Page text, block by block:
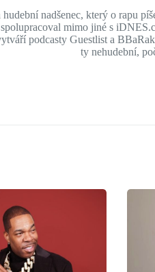
hudební nadšenec, který o rapu
mimo jiné s
podcasty Guestlist a
ty nehudební,